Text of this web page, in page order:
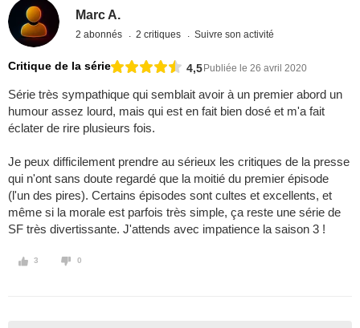
Marc A.
2 abonnés 2 critiques Suivre son activité
Critique de la série 4,5Publiée le 26 avril 2020
Série très sympathique qui semblait avoir à un premier abord un
humour assez lourd, mais qui est en fait bien dosé et m'a fait
éclater de rire plusieurs fois.
Je peux difficilement prendre au sérieux les critiques de la presse
qui n'ont sans doute regardé que la moitié du premier épisode
(l'un des pires). Certains épisodes sont cultes et excellents, et
même si la morale est parfois très simple, ça reste une série de
SF très divertissante. J'attends avec impatience la saison 3 !
3 0